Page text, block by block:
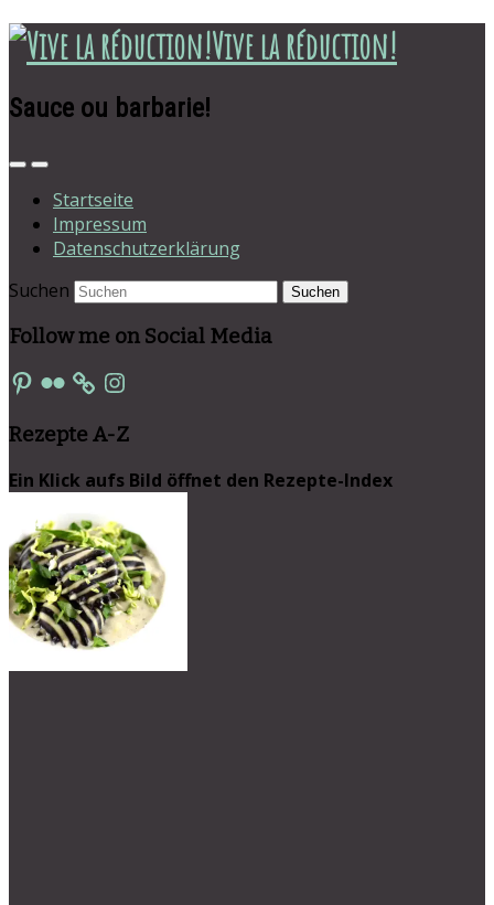
Vive la réduction!
Sauce ou barbarie!
Startseite
Impressum
Datenschutzerklärung
Suchen
Follow me on Social Media
Pinterest
Flickr Instagram
Rezepte A-Z
Ein Klick aufs Bild öffnet den Rezepte-Index